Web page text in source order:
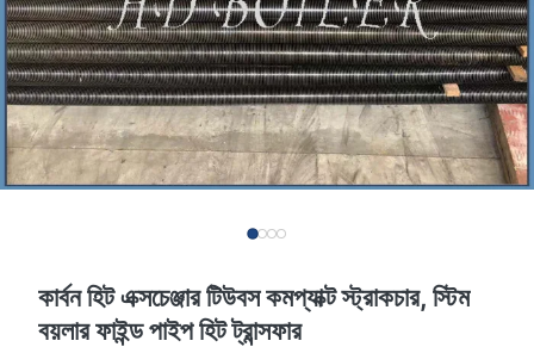
কার্বন হিট এক্সচেঞ্জার টিউবস কমপ্যাক্ট স্ট্রাকচার, স্টিম
বয়লার ফাইন্ড পাইপ হিট ট্রান্সফার